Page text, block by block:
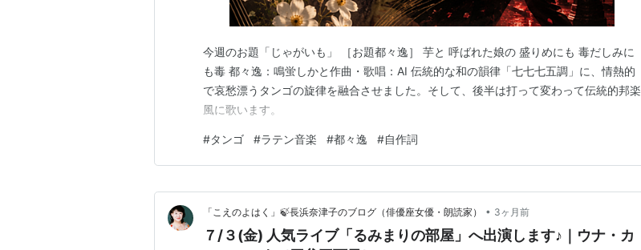
今週のお題「じゃがいも」 ［お題都々逸］ 芋と 呼ばれた娘の 盛りめにも 毒だしみに
も毒 都々逸：鳴蛍しかと作曲・歌唱：AI 伝統的な和の韻律「七七七五調」に、情熱的
で哀愁漂うタンゴの旋律を融合させました。そして、後半は打って変わって伝統的邦楽
風に歌います。
#タンゴ #ラテン音楽 #都々逸 #自作詞
「こえのよはく」🍃長浜奈津子のブログ（俳優座女優・朗読家） • 3ヶ月前
７/３(金) 人気ライブ「るみまりの部屋」へ出演します♪｜ウナ・カ